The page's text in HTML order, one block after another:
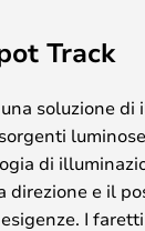
Track
soluzione di
di
direzione e il
I